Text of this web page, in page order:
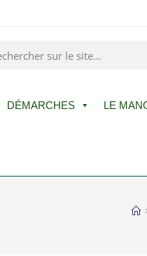
DÉMARCHES LE